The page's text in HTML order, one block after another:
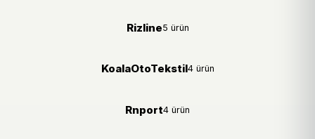
Rizline5 ürün
KoalaOtoTekstil4 ürün
Rnport4 ürün